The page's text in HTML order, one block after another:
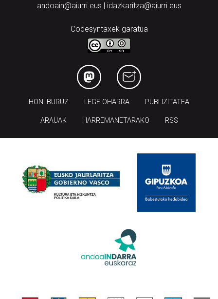
andoain@aiurri.eus | idazkaritza@aiurri.eus
Codesyntaxek garatua
HONI BURUZ LEGE OHARRA PUBLIZITATEA
ARAUAK HARREMANETARAKO RSS